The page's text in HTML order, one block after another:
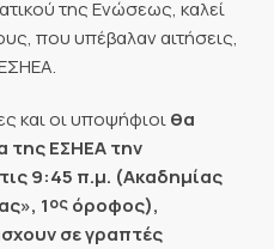
της Ενώσεως, καλεί
που υπέβαλαν αιτήσεις,
και οι υποψήφιοιθα
της ΕΣΗΕΑ την
9:45 π.μ. (Ακαδημίας
1ος όροφος),
σε γραπτές